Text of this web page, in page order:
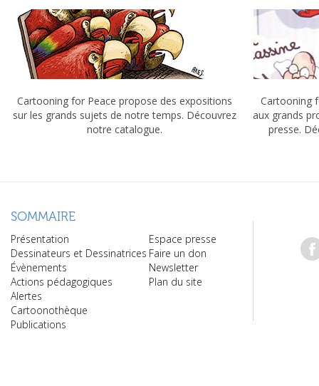
Cartooning for Peace propose des expositions
sur les grands sujets de notre temps. Découvrez
notre catalogue.
Cartooning
aux grands
presse.
SOMMAIRE
Présentation
Dessinateurs et Dessinatrices
Évènements
Actions pédagogiques
Alertes
Cartoonothèque
Publications
Espace presse
Faire un don
Newsletter
Plan du site